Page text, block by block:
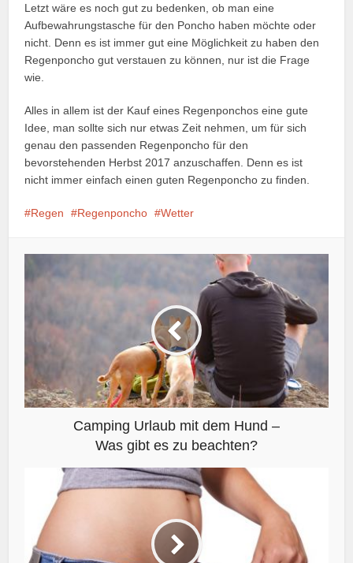
Letzt wäre es noch gut zu bedenken, ob man eine
Aufbewahrungstasche für den Poncho haben möchte oder
nicht. Denn es ist immer gut eine Möglichkeit zu haben den
Regenponcho gut verstauen zu können, nur ist die Frage
wie.
Alles in allem ist der Kauf eines Regenponchos eine gute
Idee, man sollte sich nur etwas Zeit nehmen, um für sich
genau den passenden Regenponcho für den
bevorstehenden Herbst 2017 anzuschaffen. Denn es ist
nicht immer einfach einen guten Regenponcho zu finden.
Regen Regenponcho Wetter
Camping Urlaub mit dem Hund –
Was gibt es zu beachten?